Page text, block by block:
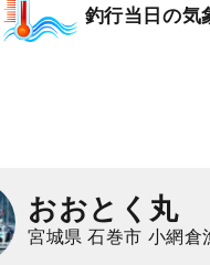
釣行当日の気
おおとく丸
宮城県 石巻市 小網倉